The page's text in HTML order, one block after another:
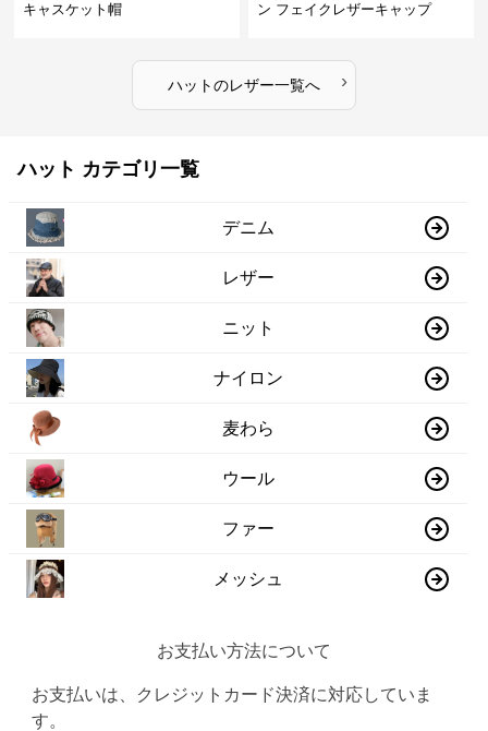
キャスケット帽
ン フェイクレザーキャップ
ハットのレザー一覧へ ›
ハット カテゴリ一覧
デニム
レザー
ニット
ナイロン
麦わら
ウール
ファー
メッシュ
お支払い方法について
お支払いは、クレジットカード決済に対応していま
す。